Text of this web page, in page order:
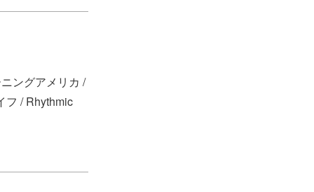
ングアメリカ /
フ / Rhythmic